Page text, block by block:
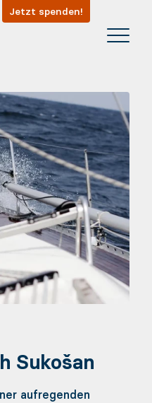
Jetzt spenden!
Sukošan
aufregenden